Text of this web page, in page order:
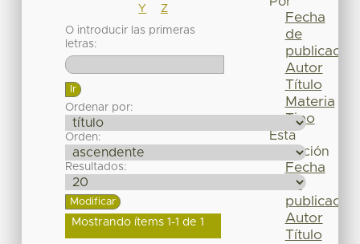
Y
Z
O introducir las primeras
letras:
Ordenar por:
Orden:
Resultados:
Mostrando ítems 1-1 de 1
Fecha
de
publicación
Autor
Título
Materia
Tipo
Esta
colección
Fecha
de
publicación
Autor
Título